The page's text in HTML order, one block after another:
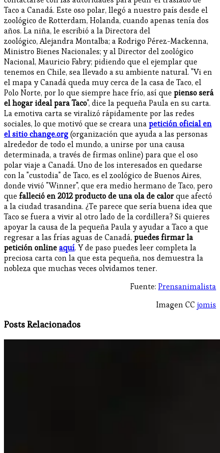
Taco a Canadá. Este oso polar, llegó a nuestro país desde el
zoológico de Rotterdam, Holanda, cuando apenas tenía dos
años. La niña, le escribió a la Directora del
zoológico, Alejandra Montalba; a Rodrigo Pérez-Mackenna,
Ministro Bienes Nacionales; y al Director del zoológico
Nacional, Mauricio Fabry; pidiendo que el ejemplar que
tenemos en Chile, sea llevado a su ambiente natural. "Vi en
el mapa y Canadá queda muy cerca de la casa de Taco, el
Polo Norte, por lo que siempre hace frío, así que pienso será
el hogar ideal para Taco", dice la pequeña Paula en su carta.
La emotiva carta se viralizó rápidamente por las redes
sociales, lo que motivó que se creara unapetición oficial en
el sitio change.org(organización que ayuda a las personas
alrededor de todo el mundo, a unirse por una causa
determinada, a través de firmas online) para que el oso
polar viaje a Canadá. Uno de los interesados en quedarse
con la "custodia" de Taco, es el zoológico de Buenos Aires,
donde vivió "Winner", que era medio hermano de Taco, pero
que falleció en 2012 producto de una ola de calorque afectó
a la ciudad trasandina. ¿Te parece que sería buena idea que
Taco se fuera a vivir al otro lado de la cordillera? Si quieres
apoyar la causa de la pequeña Paula y ayudar a Taco a que
regresar a las frías aguas de Canadá, puedes firmar la
petición onlineaquí. Y de paso puedes leer completa la
preciosa carta con la que esta pequeña, nos demuestra la
nobleza que muchas veces olvidamos tener.
Fuente: Prensanimalista
Imagen CC jomis
Posts Relacionados